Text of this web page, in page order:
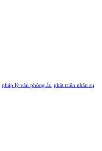
pháp lý văn phòng ảo phát triển nhân sự